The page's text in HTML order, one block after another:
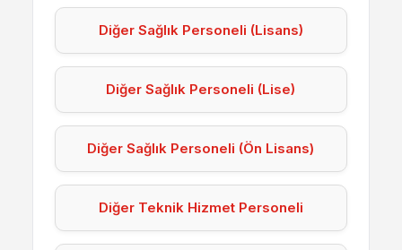
Diğer Sağlık Personeli (Lisans)
Diğer Sağlık Personeli (Lise)
Diğer Sağlık Personeli (Ön Lisans)
Diğer Teknik Hizmet Personeli